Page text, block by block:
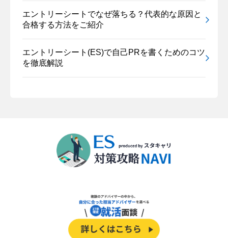
エントリーシートでなぜ落ちる？代表的な原因と
合格する方法をご紹介
エントリーシート(ES)で自己PRを書くためのコツ
を徹底解説